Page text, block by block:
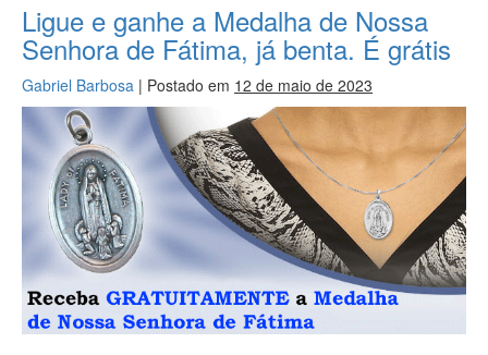
Ligue e ganhe a Medalha de Nossa
Senhora de Fátima, já benta. É grátis
Gabriel Barbosa | Postado em 12 de maio de 2023